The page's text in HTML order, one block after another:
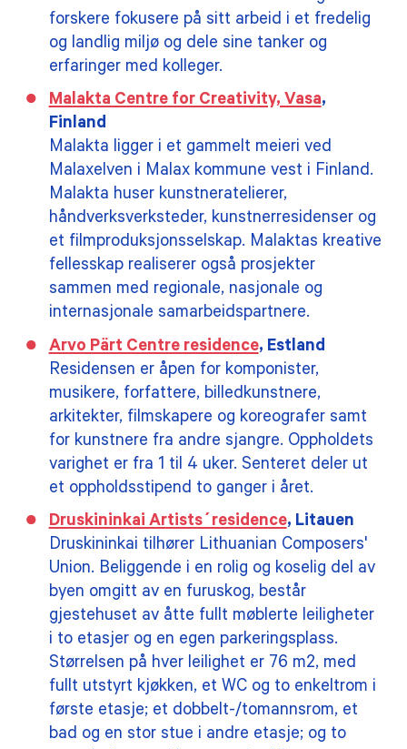
forskere fokusere på sitt arbeid i et fredelig
og landlig miljø og dele sine tanker og
erfaringer med kolleger.
Malakta Centre for Creativity, Vasa,
Finland
Malakta ligger i et gammelt meieri ved
Malaxelven i Malax kommune vest i Finland.
Malakta huser kunstneratelierer,
håndverksverksteder, kunstnerresidenser og
et filmproduksjonsselskap. Malaktas kreative
fellesskap realiserer også prosjekter
sammen med regionale, nasjonale og
internasjonale samarbeidspartnere.
Arvo Pärt Centre residence, Estland
Residensen er åpen for komponister,
musikere, forfattere, billedkunstnere,
arkitekter, filmskapere og koreografer samt
for kunstnere fra andre sjangre. Oppholdets
varighet er fra 1 til 4 uker. Senteret deler ut
et oppholdsstipend to ganger i året.
Druskininkai Artists´residence, Litauen
Druskininkai tilhører Lithuanian Composers'
Union. Beliggende i en rolig og koselig del av
byen omgitt av en furuskog, består
gjestehuset av åtte fullt møblerte leiligheter
i to etasjer og en egen parkeringsplass.
Størrelsen på hver leilighet er 76 m2, med
fullt utstyrt kjøkken, et WC og to enkeltrom i
første etasje; et dobbelt-/tomannsrom, et
bad og en stor stue i andre etasje; og to